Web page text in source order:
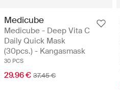
Medicube
Medicube - Deep Vita C
Daily Quick Mask
(30pcs.) - Kangasmask
30 PCS
29.96 € 37.45 €